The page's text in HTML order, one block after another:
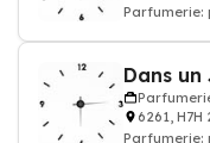
Parfumerie: produit
Dans
6261, H7H
Parfumerie: produit